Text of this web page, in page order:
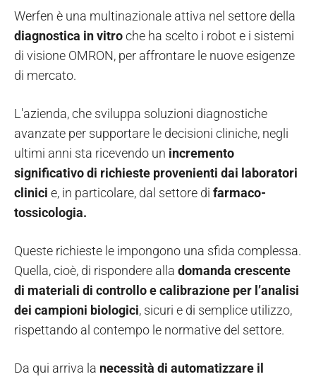
Werfen è una multinazionale attiva nel settore della
diagnostica in vitroche ha scelto i robot e i sistemi
di visione OMRON, per affrontare le nuove esigenze
di mercato.
L'azienda, che sviluppa soluzioni diagnostiche
avanzate per supportare le decisioni cliniche, negli
ultimi anni sta ricevendo un incremento
significativo di richieste provenienti dai laboratori
clinici e, in particolare, dal settore di farmaco-
tossicologia.
Queste richieste le impongono una sfida complessa.
Quella, cioè, di rispondere alla domanda crescente
di materiali di controllo e calibrazione per l’analisi
dei campioni biologici, sicuri e di semplice utilizzo,
rispettando al contempo le normative del settore.
Da qui arriva la necessità di automatizzare il